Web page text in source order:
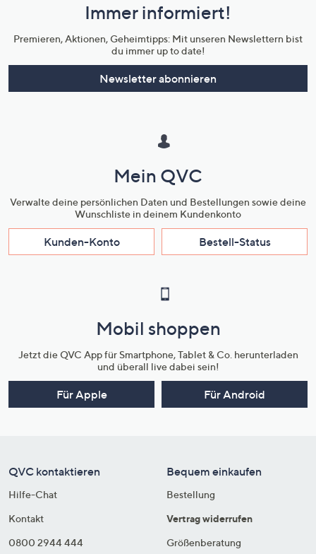
Unternehmensinformationen
Immer informiert!
Premieren, Aktionen, Geheimtipps: Mit unseren Newslettern bist
du immer up to date!
Newsletter abonnieren
Mein QVC
Verwalte deine persönlichen Daten und Bestellungen sowie deine
Wunschliste in deinem Kundenkonto
Kunden-Konto Bestell-Status
Mobil shoppen
Jetzt die QVC App für Smartphone, Tablet & Co. herunterladen
und überall live dabei sein!
Für Apple Für Android
QVC kontaktieren
Hilfe-Chat
Kontakt
0800 2944 444
Bequem einkaufen
Bestellung
Vertrag widerrufen
Größenberatung